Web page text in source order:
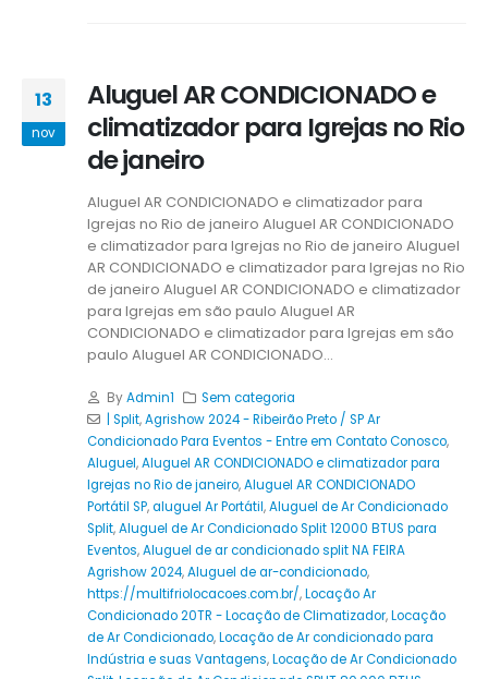
13
nov
Aluguel AR CONDICIONADO e
climatizador para Igrejas no Rio
de janeiro
Aluguel AR CONDICIONADO e climatizador para
Igrejas no Rio de janeiro Aluguel AR CONDICIONADO
e climatizador para Igrejas no Rio de janeiro Aluguel
AR CONDICIONADO e climatizador para Igrejas no Rio
de janeiro Aluguel AR CONDICIONADO e climatizador
para Igrejas em são paulo Aluguel AR
CONDICIONADO e climatizador para Igrejas em são
paulo Aluguel AR CONDICIONADO...
ByAdmin1
Sem categoria
| Split,Agrishow 2024 - Ribeirão Preto / SP Ar
Condicionado Para Eventos - Entre em Contato Conosco,
Aluguel,Aluguel AR CONDICIONADO e climatizador para
Igrejas no Rio de janeiro,Aluguel AR CONDICIONADO
Portátil SP,aluguel Ar Portátil,Aluguel de Ar Condicionado
Split,Aluguel de Ar Condicionado Split 12000 BTUS para
Eventos,Aluguel de ar condicionado split NA FEIRA
Agrishow 2024,Aluguel de ar-condicionado,
https://multifriolocacoes.com.br/,Locação Ar
Condicionado 20TR - Locação de Climatizador,Locação
de Ar Condicionado,Locação de Ar condicionado para
Indústria e suas Vantagens,Locação de Ar Condicionado